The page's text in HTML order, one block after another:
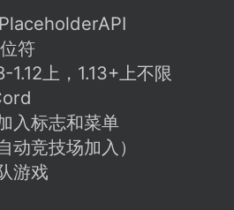
助者
符
1.12上，1.13+上不限
入标志和菜单
动竞技场加入）
游戏